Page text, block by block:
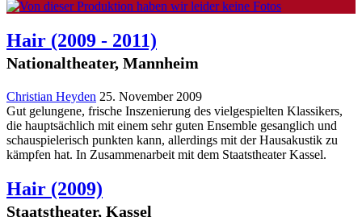
Hair (2009 - 2011)
Nationaltheater, Mannheim
Christian Heyden 25. November 2009
Gut gelungene, frische Inszenierung des vielgespielten Klassikers,
die hauptsächlich mit einem sehr guten Ensemble gesanglich und
schauspielerisch punkten kann, allerdings mit der Hausakustik zu
kämpfen hat. In Zusammenarbeit mit dem Staatstheater Kassel.
Hair (2009)
Staatstheater, Kassel